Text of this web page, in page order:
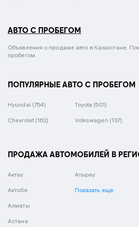
АВТО С ПРОБЕГОМ
Объявления о продаже авто в Казахстане.
пробегом.
ПОПУЛЯРНЫЕ АВТО С ПРОБЕГОМ
Hyundai (754) Toyota (501)
Chevrolet (162) Volkswagen (137)
ПРОДАЖА АВТОМОБИЛЕЙ В
Актау
Актобе
Алматы
Астана
Атырау
Показать еще